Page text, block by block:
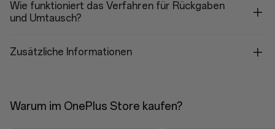
Unterstützung von sRGB, DCI-P3
100 % DCI-P3
Touch-Reaktionszeit (sofort): Bis zu 3000 Hz
Schützendes Material: Corning Gorilla Glass 7i (exklusiv
Farbkalibrierung mit mehreren Helligkeitsstufen
Farbtemperatur des Bildschirms
Wie funktioniert das Verfahren für Rückgaben
und Umtausch?
Zusätzliche Informationen
Warum im OnePlus Store kaufen?